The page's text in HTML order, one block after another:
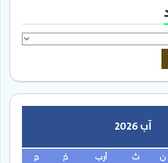
آب 2026
ن ث أرب خ ج